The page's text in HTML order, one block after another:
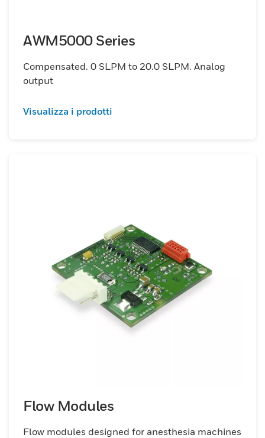
AWM5000 Series
Compensated. 0 SLPM to 20.0 SLPM. Analog
output
Visualizza i prodotti
Flow Modules
Flow modules designed for anesthesia machines